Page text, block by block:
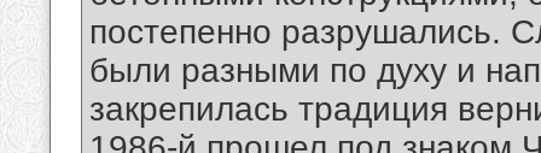
постепенно разрушались.
были разными по духу и
закрепилась традиция